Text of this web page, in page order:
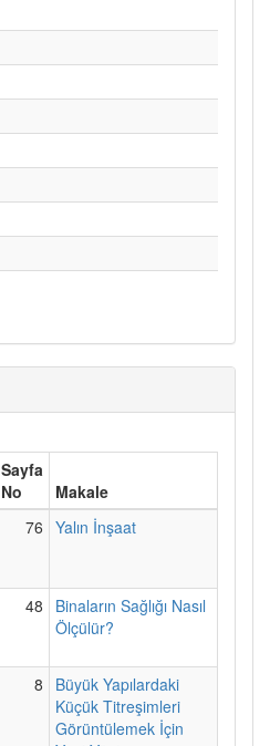
Sayfa
No
Makale
76 Yalın İnşaat
48
Binaların Sağlığı Nasıl
Ölçülür?
8
Büyük Yapılardaki
Küçük Titreşimleri
Görüntülemek İçin